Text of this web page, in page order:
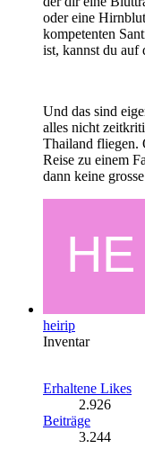
oder eine
kompetenten
ist, kannst du auf
Und das sind
alles nicht
Thailand fliegen.
Reise zu einem
dann keine
heirip
Inventar
Erhaltene Likes
2.926
Beiträge
3.244